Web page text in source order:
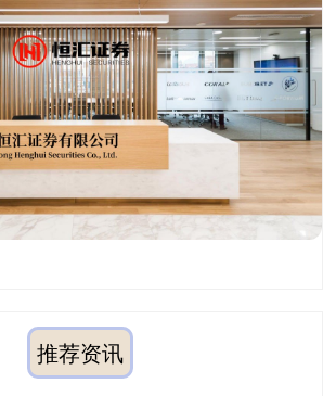
推荐资讯